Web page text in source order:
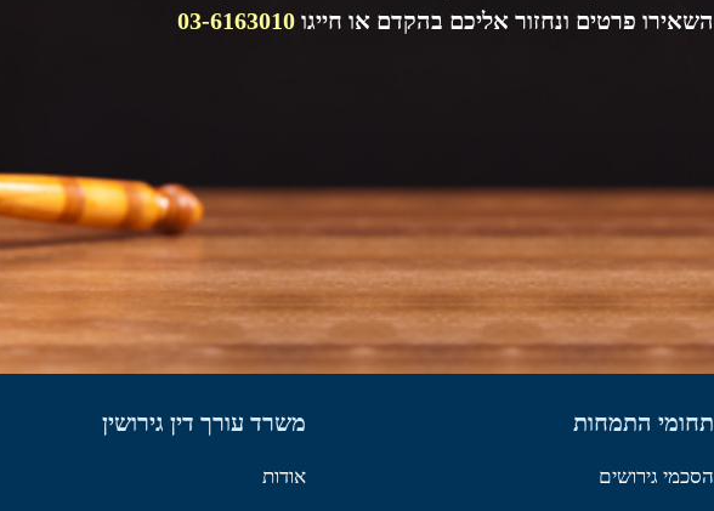
השאירו פרטים ונחזור אליכם בהקדם או חייגו 03-6163010
תחומי התמחות
הסכמי גירושים
משרד עורך דין גירושין
אודות